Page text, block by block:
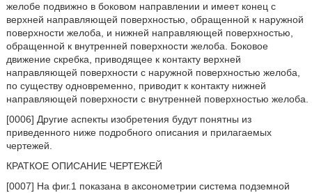
желобе подвижно в боковом направлении и имеет конец с
верхней направляющей поверхностью, обращенной к наружной
поверхности желоба, и нижней направляющей поверхностью,
обращенной к внутренней поверхности желоба. Боковое
движение скребка, приводящее к контакту верхней
направляющей поверхности с наружной поверхностью желоба,
по существу одновременно, приводит к контакту нижней
направляющей поверхности с внутренней поверхностью желоба.
[0006] Другие аспекты изобретения будут понятны из
приведенного ниже подробного описания и прилагаемых
чертежей.
КРАТКОЕ ОПИСАНИЕ ЧЕРТЕЖЕЙ
[0007] На фиг.1 показана в аксонометрии система подземной